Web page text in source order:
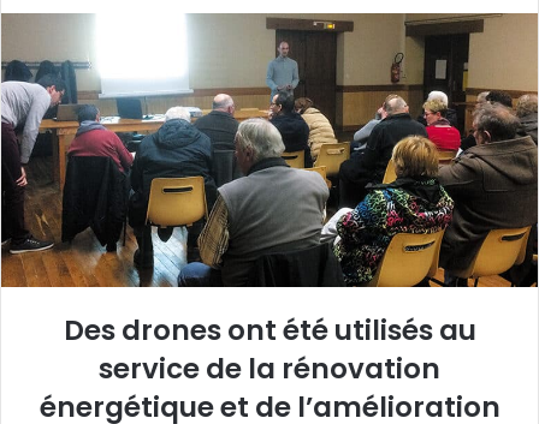
e
r
u
n
c
o
u
r
i
e
Des drones ont été utilisés au
service de la rénovation
énergétique et de l’amélioration